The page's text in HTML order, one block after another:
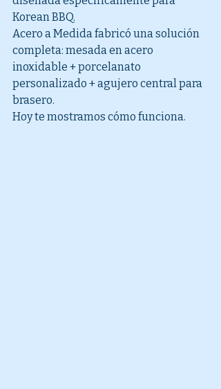
Korean BBQ.
Acero a Medida fabricó una solución
completa: mesada en acero
inoxidable + porcelanato
personalizado + agujero central para
brasero.
Hoy te mostramos cómo funciona.